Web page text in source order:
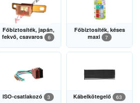
Főbiztosíték, japán,
fekvő, csavaros
6
Főbiztosíték, késes
maxi
7
ISO-csatlakozó 3 Kábelkötegelő 63